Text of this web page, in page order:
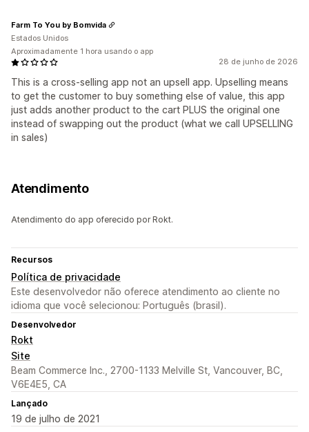
28 de junho de 2026
This is a cross-selling app not an upsell app. Upselling means
to get the customer to buy something else of value, this app
just adds another product to the cart PLUS the original one
instead of swapping out the product (what we call UPSELLING
in sales)
Farm To You by Bomvida
Estados Unidos
Aproximadamente 1 hora usando o app
Atendimento
Atendimento do app oferecido por Rokt.
Recursos
Política de privacidade
Este desenvolvedor não oferece atendimento ao cliente no
idioma que você selecionou: Português (brasil).
Desenvolvedor
Rokt
Site
Beam Commerce Inc., 2700-1133 Melville St, Vancouver, BC,
V6E4E5, CA
Lançado
19 de julho de 2021